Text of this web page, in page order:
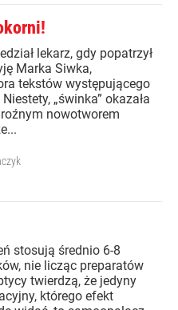
lekarz, gdy popatrzył
Marka Siwka,
tekstów występującego
„świnka” okazała
nowotworem
stosują średnio 6-8
nie licząc preparatów
twierdzą, że jedyny
którego efekt